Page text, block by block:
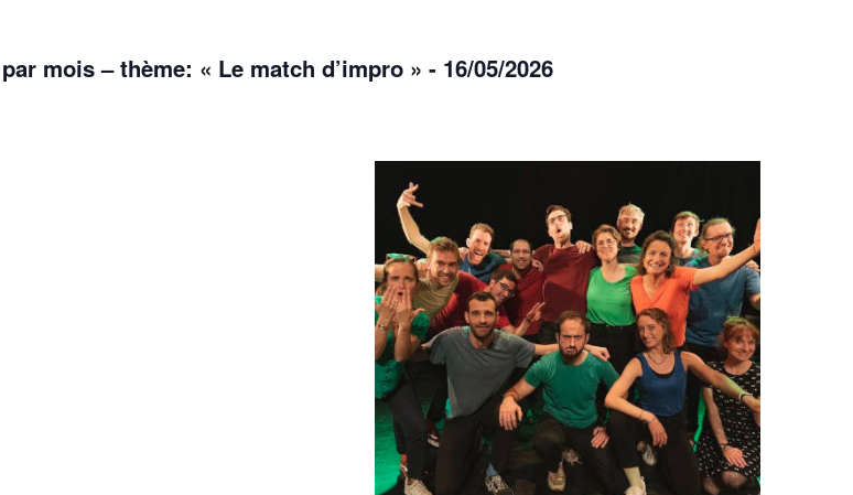
mois – thème: « Le match d’impro » - 16/05/2026